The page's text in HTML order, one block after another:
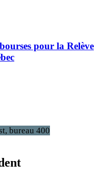
pour la Relève
bureau 400